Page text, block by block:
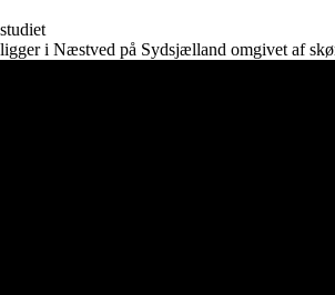
Gravid
studiet
ligger i Næstved på Sydsjælland omgivet af